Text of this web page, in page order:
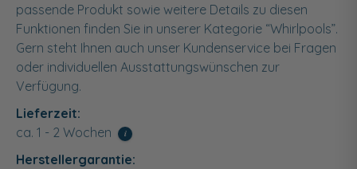
passende Produkt sowie weitere Details zu diesen
Funktionen finden Sie in unserer Kategorie “Whirlpools”.
Gern steht Ihnen auch unser Kundenservice bei Fragen
oder individuellen Ausstattungswünschen zur
Verfügung.
Lieferzeit:
ca. 1 - 2 Wochen
i
Herstellergarantie: